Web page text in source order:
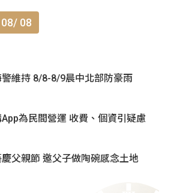
08
警維持 8/8-8/9晨中北部防豪雨
為民間營運 收費、個資引疑慮
父親節 邀父子做陶碗感念土地